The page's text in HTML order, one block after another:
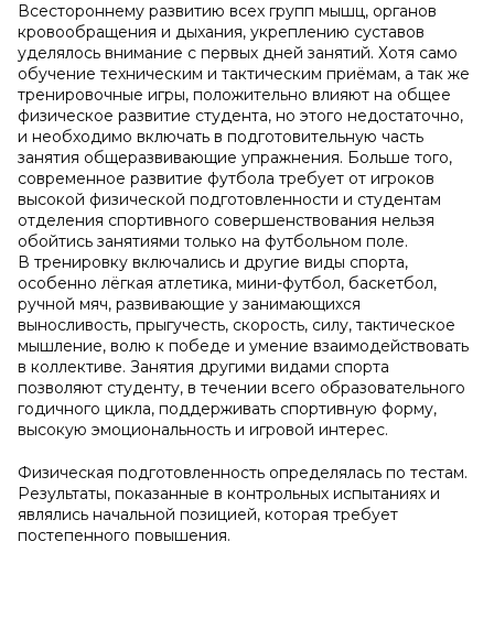
Всестороннему развитию всех групп мышц, органов
кровообращения и дыхания, укреплению суставов
уделялось внимание с первых дней занятий. Хотя само
обучение техническим и тактическим приёмам, а так же
тренировочные игры, положительно влияют на общее
физическое развитие студента, но этого недостаточно,
и необходимо включать в подготовительную часть
занятия общеразвивающие упражнения. Больше того,
современное развитие футбола требует от игроков
высокой физической подготовленности и студентам
отделения спортивного совершенствования нельзя
обойтись занятиями только на футбольном поле.
В тренировку включались и другие виды спорта,
особенно лёгкая атлетика, мини-футбол, баскетбол,
ручной мяч, развивающие у занимающихся
выносливость, прыгучесть, скорость, силу, тактическое
мышление, волю к победе и умение взаимодействовать
в коллективе. Занятия другими видами спорта
позволяют студенту, в течении всего образовательного
годичного цикла, поддерживать спортивную форму,
высокую эмоциональность и игровой интерес.
Физическая подготовленность определялась по тестам.
Результаты, показанные в контрольных испытаниях и
являлись начальной позицией, которая требует
постепенного повышения.